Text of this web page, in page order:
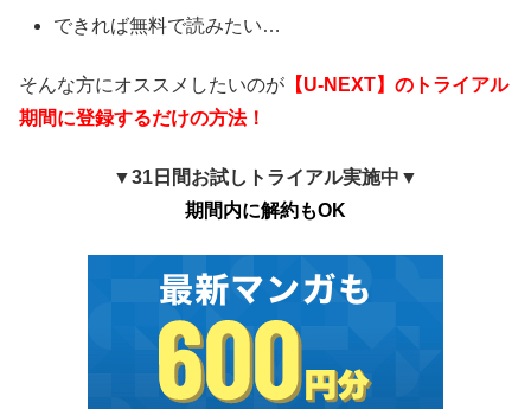
できれば無料で読みたい…
そんな方にオススメしたいのが 【U-NEXT】のトライアル
期間に登録するだけの方法！
▼31日間お試しトライアル実施中▼
期間内に解約もOK